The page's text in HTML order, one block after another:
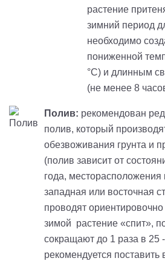
растение
зимний период
необходимо
пониженной
°С) и длинным
(не менее 8
Полив: рекомендован
полив, который
обезвоживания грунта и
(полив зависит от
года, месторасположения
западная или восточная
проводят
зимой растение «спит»,
сокращают до 1 раза в 25
рекомендуется поставить